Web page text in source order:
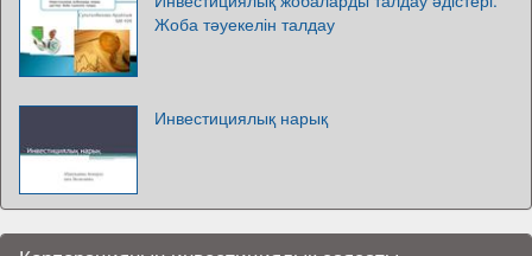
Жоба тәуекелін талдау
Инвестициялық нарық